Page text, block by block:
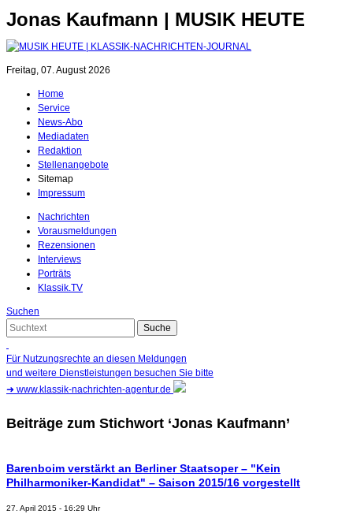
Jonas Kaufmann | MUSIK HEUTE
Freitag, 07. August 2026
Home
Service
News-Abo
Mediadaten
Redaktion
Stellenangebote
Sitemap
Impressum
Nachrichten
Vorausmeldungen
Rezensionen
Interviews
Porträts
Klassik.TV
Suchen
Für Nutzungsrechte an diesen Meldungen
und weitere Dienstleistungen besuchen Sie bitte
➜ www.klassik-nachrichten-agentur.de
Beiträge zum Stichwort ‘Jonas Kaufmann’
Barenboim verstärkt an Berliner Staatsoper – "Kein
Philharmoniker-Kandidat" – Saison 2015/16 vorgestellt
27. April 2015 - 16:29 Uhr